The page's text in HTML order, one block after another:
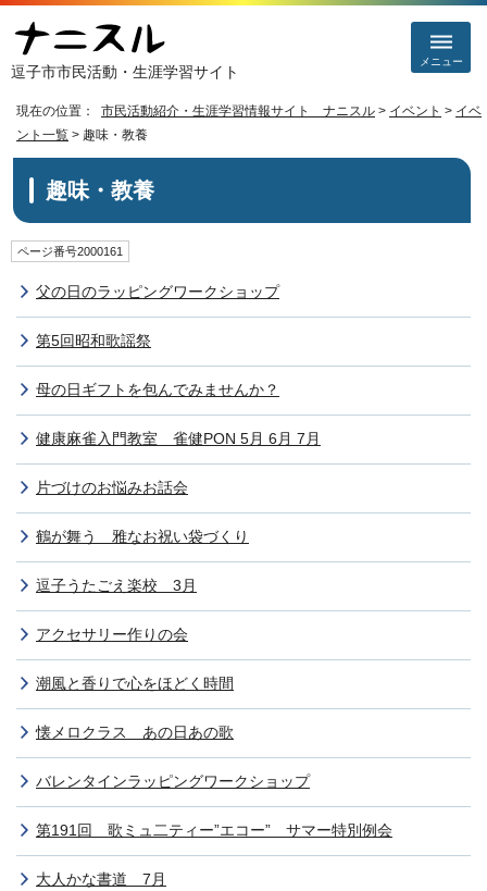
逗子市市民活動・生涯学習サイト
メニュー
現在の位置： 市民活動紹介・生涯学習情報サイト ナニスル > イベント > イベ
ント一覧 > 趣味・教養
趣味・教養
ページ番号2000161
父の日のラッピングワークショップ
第5回昭和歌謡祭
母の日ギフトを包んでみませんか？
健康麻雀入門教室 雀健PON 5月 6月 7月
片づけのお悩みお話会
鶴が舞う 雅なお祝い袋づくり
逗子うたごえ楽校 3月
アクセサリー作りの会
潮風と香りで心をほどく時間
懐メロクラス あの日あの歌
バレンタインラッピングワークショップ
第191回 歌ミュ二ティー”エコー” サマー特別例会
大人かな書道 7月